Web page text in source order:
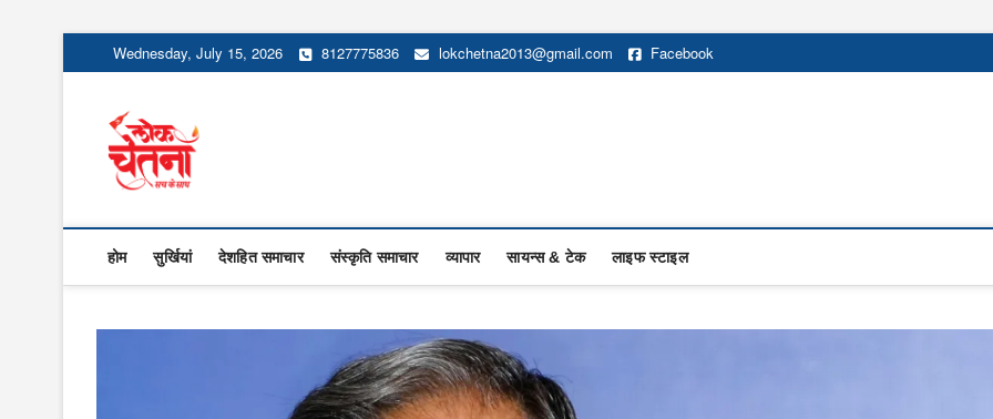
to
Wednesday, July 15, 2026 8127775836 lokchetna2013@gmail.com Facebook
होम सुर्खियां देशहित समाचार संस्कृति समाचार व्यापार सायन्स & टेक लाइफ स्टाइल